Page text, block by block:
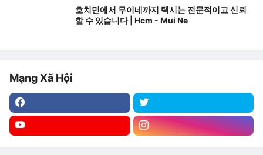
호치민에서 무이네까지 택시는 전문적이고 신뢰
할 수 있습니다 | Hcm - Mui Ne
Mạng Xã Hội